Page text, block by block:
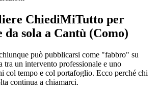
ChiediMiTutto per
da sola a Cantù (Como)
può pubblicarsi come "fabbro" su
tra un intervento professionale e uno
col tempo e col portafoglio. Ecco perché chi
continua a chiamarci.